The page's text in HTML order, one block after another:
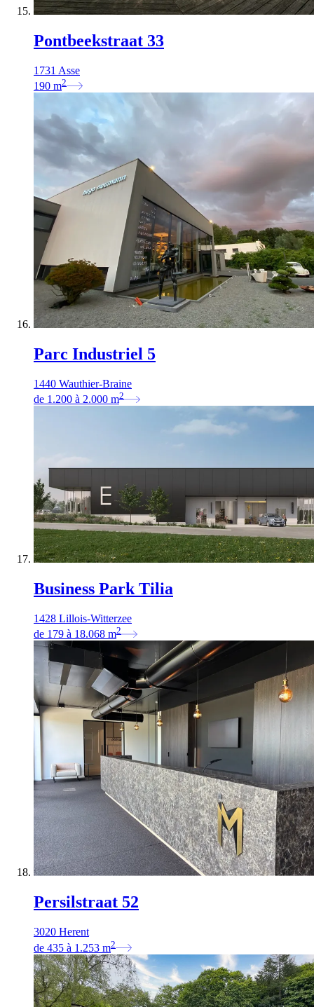
Pontbeekstraat 33
1731 Asse
190 m2
Parc Industriel 5
1440 Wauthier-Braine
de 1.200 à 2.000 m2
Business Park Tilia
1428 Lillois-Witterzee
de 179 à 18.068 m2
Persilstraat 52
3020 Herent
de 435 à 1.253 m2